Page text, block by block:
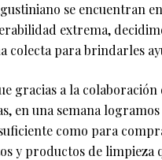
se encuentran
extrema,
colecta para brindarles
gracias a la colaboración
en una semana
como para
y productos de limpieza